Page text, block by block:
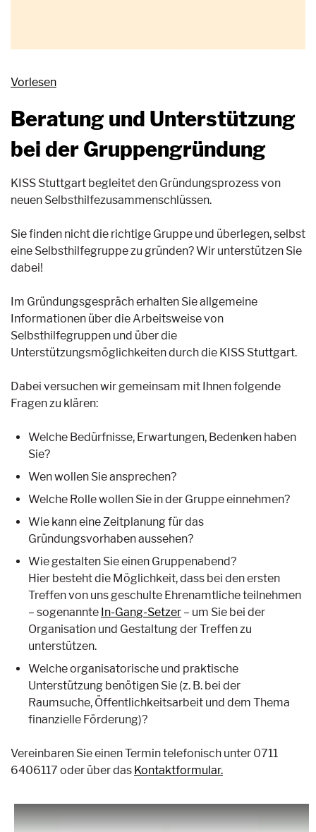
Vorlesen
Beratung und Unterstützung
bei der Gruppengründung
KISS Stuttgart begleitet den Gründungsprozess von
neuen Selbsthilfezusammenschlüssen.
Sie finden nicht die richtige Gruppe und überlegen, selbst
eine Selbsthilfegruppe zu gründen? Wir unterstützen Sie
dabei!
Im Gründungsgespräch erhalten Sie allgemeine
Informationen über die Arbeitsweise von
Selbsthilfegruppen und über die
Unterstützungsmöglichkeiten durch die KISS Stuttgart.
Dabei versuchen wir gemeinsam mit Ihnen folgende
Fragen zu klären:
Welche Bedürfnisse, Erwartungen, Bedenken haben
Sie?
Wen wollen Sie ansprechen?
Welche Rolle wollen Sie in der Gruppe einnehmen?
Wie kann eine Zeitplanung für das
Gründungsvorhaben aussehen?
Wie gestalten Sie einen Gruppenabend?
Hier besteht die Möglichkeit, dass bei den ersten
Treffen von uns geschulte Ehrenamtliche teilnehmen
– sogenannte In-Gang-Setzer – um Sie bei der
Organisation und Gestaltung der Treffen zu
unterstützen.
Welche organisatorische und praktische
Unterstützung benötigen Sie (z. B. bei der
Raumsuche, Öffentlichkeitsarbeit und dem Thema
finanzielle Förderung)?
Vereinbaren Sie einen Termin telefonisch unter 0711
6406117 oder über das Kontaktformular.